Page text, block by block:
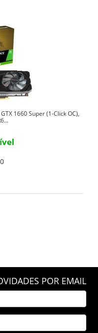
1660 Super (1-Click OC),
POR EMAIL